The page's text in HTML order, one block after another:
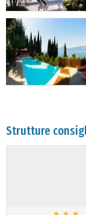
Strutture